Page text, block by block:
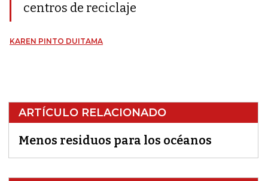
centros de reciclaje
KAREN PINTO DUITAMA
ARTÍCULO RELACIONADO
Menos residuos para los océanos